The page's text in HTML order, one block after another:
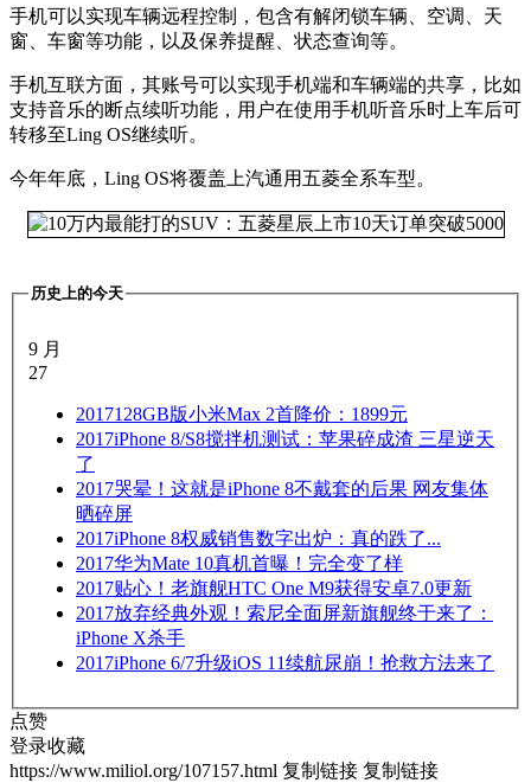
手机可以实现车辆远程控制，包含有解闭锁车辆、空调、天
窗、车窗等功能，以及保养提醒、状态查询等。
手机互联方面，其账号可以实现手机端和车辆端的共享，比如
支持音乐的断点续听功能，用户在使用手机听音乐时上车后可
转移至Ling OS继续听。
今年年底，Ling OS将覆盖上汽通用五菱全系车型。
历史上的今天
9 月
27
2017128GB版小米Max 2首降价：1899元
2017iPhone 8/S8搅拌机测试：苹果碎成渣 三星逆天
了
2017哭晕！这就是iPhone 8不戴套的后果 网友集体
晒碎屏
2017iPhone 8权威销售数字出炉：真的跌了...
2017华为Mate 10真机首曝！完全变了样
2017贴心！老旗舰HTC One M9获得安卓7.0更新
2017放弃经典外观！索尼全面屏新旗舰终于来了：
iPhone X杀手
2017iPhone 6/7升级iOS 11续航尿崩！抢救方法来了
点赞
登录收藏
https://www.miliol.org/107157.html 复制链接 复制链接